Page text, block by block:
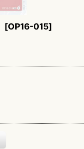
[OP16-015]